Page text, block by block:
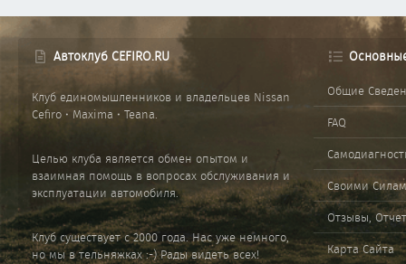
Автоклуб CEFIRO.RU
Клуб единомышленников и владельцев Nissan
Cefiro • Maxima • Teana.
Целью клуба является обмен опытом и
взаимная помощь в вопросах обслуживания и
эксплуатации автомобиля.
Клуб существует с 2000 года. Нас уже немного,
но мы в тельняжках :-) Рады видеть всех!
Общие
FAQ
Своими
Отзывы,
Карта Сайта